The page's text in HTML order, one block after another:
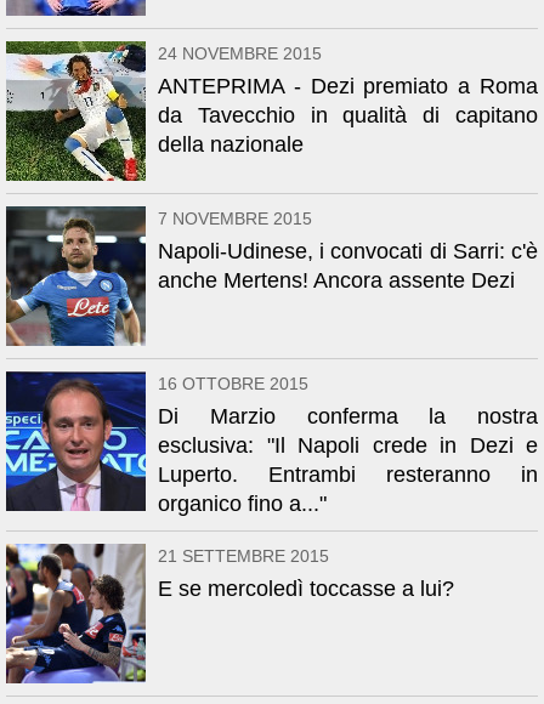
24 NOVEMBRE 2015
ANTEPRIMA - Dezi premiato a Roma
da Tavecchio in qualità di capitano
della nazionale
7 NOVEMBRE 2015
Napoli-Udinese, i convocati di Sarri: c'è
anche Mertens! Ancora assente Dezi
16 OTTOBRE 2015
Di Marzio conferma la nostra
esclusiva: "Il Napoli crede in Dezi e
Luperto. Entrambi resteranno in
organico fino a..."
21 SETTEMBRE 2015
E se mercoledì toccasse a lui?